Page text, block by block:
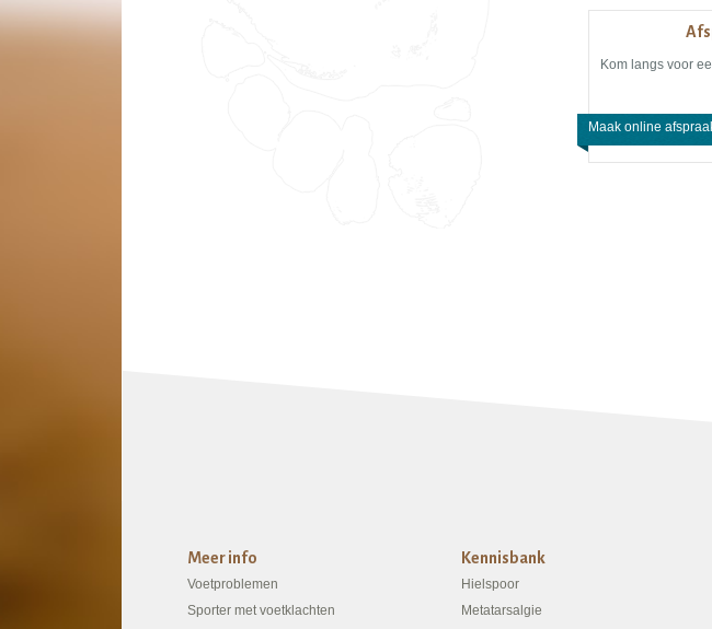
Kom langs voor
Maak online
Meer info
Voetproblemen
Sporter met voetklachten
Kennisbank
Hielspoor
Metatarsalgie